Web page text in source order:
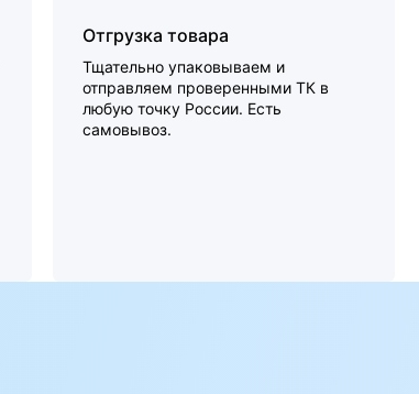
Отгрузка товара
Тщательно упаковываем и
отправляем проверенными ТК в
любую точку России. Есть
самовывоз.